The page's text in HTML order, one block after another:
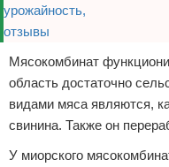
Мясокомбинат
область достаточно
видами мяса являются,
свинина. Также он
У миорского